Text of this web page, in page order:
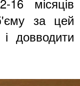
16 місяців
за цей
довводити